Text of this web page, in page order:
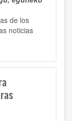
de los
noticias